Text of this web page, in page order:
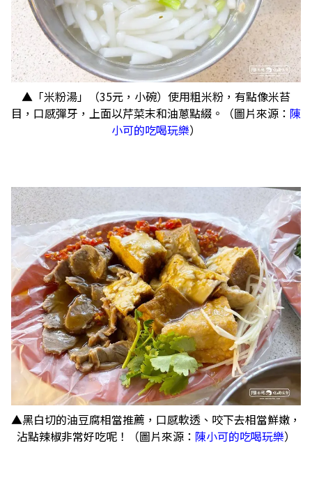
▲「米粉湯」（35元，小碗）使用粗米粉，有點像米苔
目，口感彈牙，上面以芹菜末和油蔥點綴。（圖片來源： 陳
小可的吃喝玩樂）
▲黑白切的油豆腐相當推薦，口感軟透、咬下去相當鮮嫩，
沾點辣椒非常好吃呢！（圖片來源： 陳小可的吃喝玩樂）